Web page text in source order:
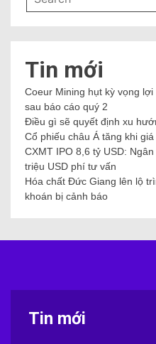
Tin mới
Coeur Mining hụt kỳ vọng
sau báo cáo quý 2
Điều gì sẽ quyết định xu
Cổ phiếu châu Á tăng khi
CXMT IPO 8,6 tỷ USD:
triệu USD phí tư vấn
Hóa chất Đức Giang lên lộ
khoán bị cảnh báo
Tin mới